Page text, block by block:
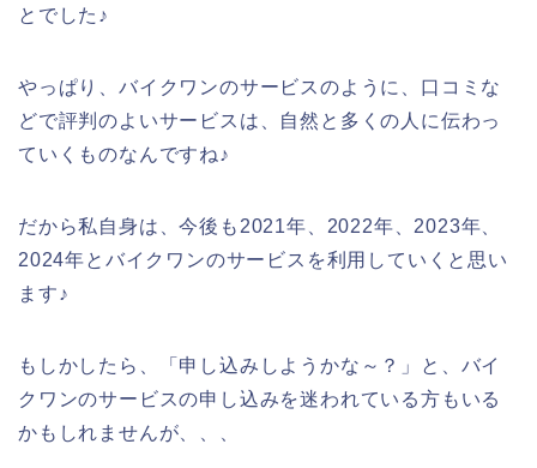
とでした♪
やっぱり、バイクワンのサービスのように、口コミな
どで評判のよいサービスは、自然と多くの人に伝わっ
ていくものなんですね♪
だから私自身は、今後も2021年、2022年、2023年、
2024年とバイクワンのサービスを利用していくと思い
ます♪
もしかしたら、「申し込みしようかな～？」と、バイ
クワンのサービスの申し込みを迷われている方もいる
かもしれませんが、、、